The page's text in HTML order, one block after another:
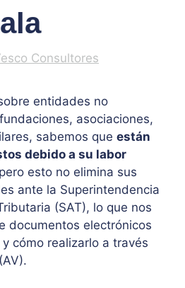
Consultores
entidades no
asociaciones,
sabemos que están
debido a su labor
pero esto no elimina sus
ante la Superintendencia
(SAT), lo que nos
documentos electrónicos
cómo realizarlo a través